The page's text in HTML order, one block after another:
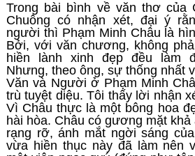
Trong bài bình về văn thơ của
Chuông có nhận xét, đại ý
người thì Phạm Minh Châu là
Bởi, với văn chương, không
hiền lành xinh đẹp đều làm
Nhưng, theo ông, sự thống nhất
Văn và Người ở Phạm Minh
trù tuyệt diệu. Tôi thấy lời nhận
Vì Châu thực là một bông hoa
hài hòa. Châu có gương mặt
rạng rỡ, ánh mắt ngời sáng
vừa hiền thục này đã làm nên